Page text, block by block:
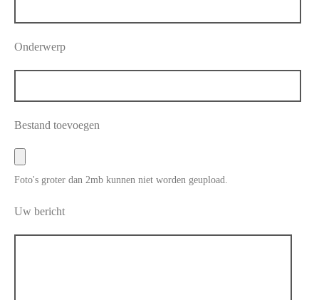
Onderwerp
Bestand toevoegen
Foto's groter dan 2mb kunnen niet worden geupload.
Uw bericht